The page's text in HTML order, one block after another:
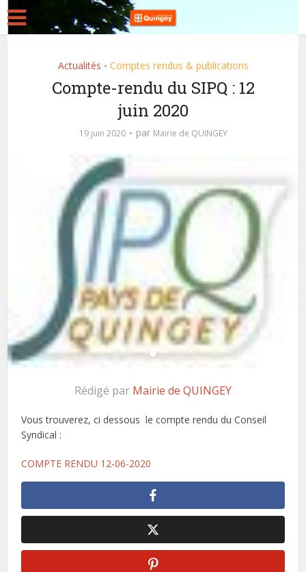
Actualités • Comptes rendus & publications
Compte-rendu du SIPQ : 12
juin 2020
19 juin 2020 par Mairie de QUINGEY
Rédigé par Mairie de QUINGEY
Vous trouverez, ci dessous le compte rendu du Conseil
Syndical :
COMPTE RENDU 12-06-2020